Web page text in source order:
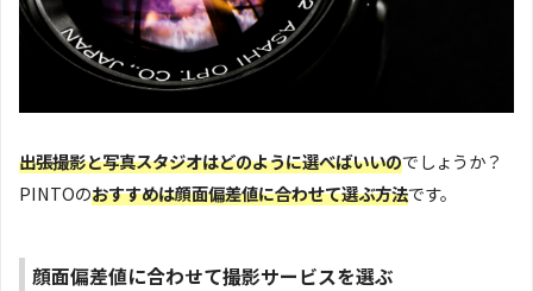
出張撮影と写真スタジオはどのように選べばいいのでしょうか？
PINTOのおすすめは顔面偏差値に合わせて選ぶ方法です。
顔面偏差値に合わせて撮影サービスを選ぶ